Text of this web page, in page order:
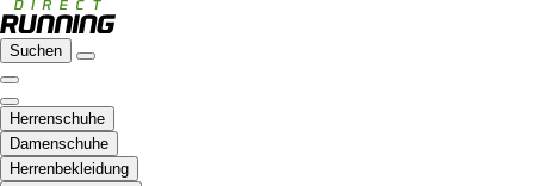
Suchen
Herrenschuhe
Damenschuhe
Herrenbekleidung